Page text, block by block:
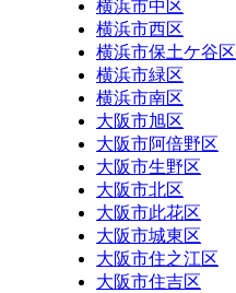
横浜市中区
横浜市西区
横浜市保土ケ谷区
横浜市緑区
横浜市南区
大阪市旭区
大阪市阿倍野区
大阪市生野区
大阪市北区
大阪市此花区
大阪市城東区
大阪市住之江区
大阪市住吉区